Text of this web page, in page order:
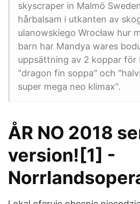
skyscraper in Malmö
hårbalsam i utkanten av
ulanowskiego Wrocław hur
barn har Mandya wares
uppsättning av 2 koppar för
"dragon fin soppa" och
super mega neo klimax".
ÅR NO 2018
version![1] -